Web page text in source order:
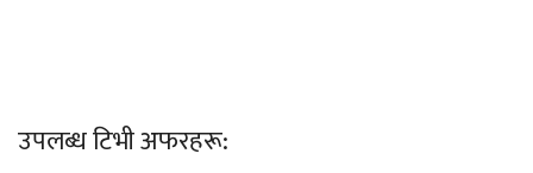
उपलब्ध टिभी अफरहरू: